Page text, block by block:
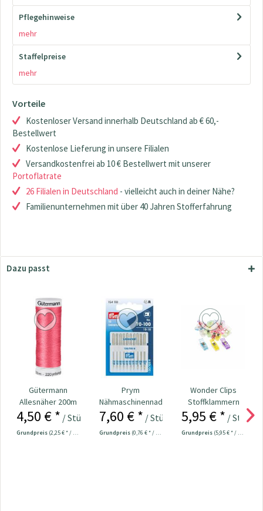
Pflegehinweise
mehr
Staffelpreise
mehr
Vorteile
Kostenloser Versand innerhalb Deutschland ab € 60,-
Bestellwert
Kostenlose Lieferung in unsere Filialen
Versandkostenfrei ab 10 € Bestellwert mit unserer
Portoflatrate
26 Filialen in Deutschland - vielleicht auch in deiner Nähe?
Familienunternehmen mit über 40 Jahren Stofferfahrung
Dazu passt
Gütermann
Allesnäher 200m
Fb. 890 - hellpink
4,50 € * / Stück
Grundpreis (2,25 € * / 100 Meter)
Prym
Nähmaschinennadeln
130/705
Universal...
7,60 € * / Stück
Grundpreis (0,76 € * / 1 Stück)
Wonder Clips
Stoffklammern
klein - 20 Stück
5,95 € * / Stück
Grundpreis (5,95 € * / 1 Stück)